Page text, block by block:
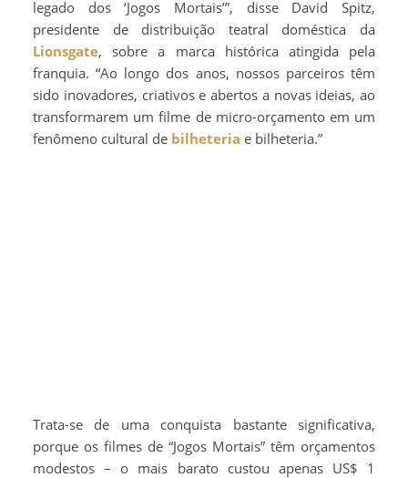
legado dos ‘Jogos Mortais’”, disse David Spitz,
presidente de distribuição teatral doméstica da
Lionsgate, sobre a marca histórica atingida pela
franquia. “Ao longo dos anos, nossos parceiros têm
sido inovadores, criativos e abertos a novas ideias, ao
transformarem um filme de micro-orçamento em um
fenômeno cultural de bilheteria e bilheteria.”
Trata-se de uma conquista bastante significativa,
porque os filmes de “Jogos Mortais” têm orçamentos
modestos – o mais barato custou apenas US$ 1